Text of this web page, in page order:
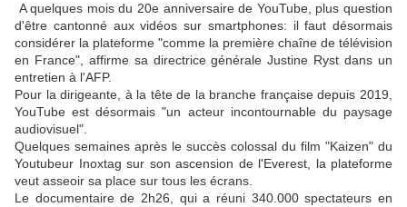
A quelques mois du 20e anniversaire de YouTube, plus question
d'être cantonné aux vidéos sur smartphones: il faut désormais
considérer la plateforme "comme la première chaîne de télévision
en France", affirme sa directrice générale Justine Ryst dans un
entretien à l'AFP.
Pour la dirigeante, à la tête de la branche française depuis 2019,
YouTube est désormais "un acteur incontournable du paysage
audiovisuel".
Quelques semaines après le succès colossal du film "Kaizen" du
Youtubeur Inoxtag sur son ascension de l'Everest, la plateforme
veut asseoir sa place sur tous les écrans.
Le documentaire de 2h26, qui a réuni 340.000 spectateurs en